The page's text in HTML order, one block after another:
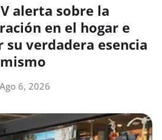
alerta sobre la
en el hogar e
su verdadera esencia
Ago 6, 2026